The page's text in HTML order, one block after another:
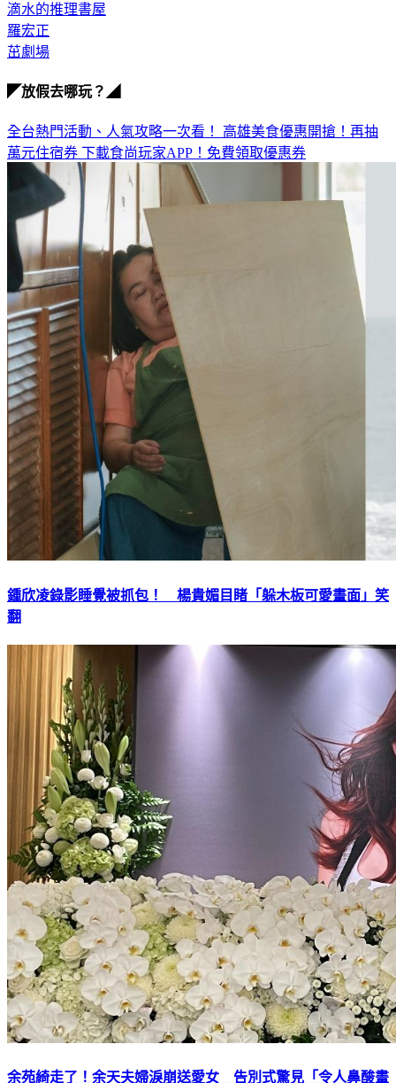
李沐
滴水的推理書屋
羅宏正
全台熱門活動、人氣攻略一次看！高雄美食優惠開搶！再抽
萬元住宿券下載食尚玩家APP！免費領取優惠券
鍾欣凌錄影睡覺被抓包！ 楊貴媚目睹「躲木板可愛畫面」笑